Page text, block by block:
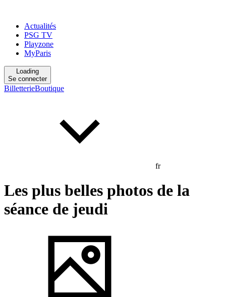
Actualités
PSG TV
Playzone
MyParis
Loading
Se connecter
BilletterieBoutique
fr
Les plus belles photos de la
séance de jeudi